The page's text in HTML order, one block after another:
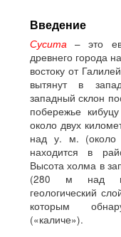
Введение
Сусита – это
древнего города
востоку от
вытянут в
западный склон
побережье
около двух
над у. м. (около
находится в
Высота холма в
(280 м над
геологический
которым
(«каличе»).